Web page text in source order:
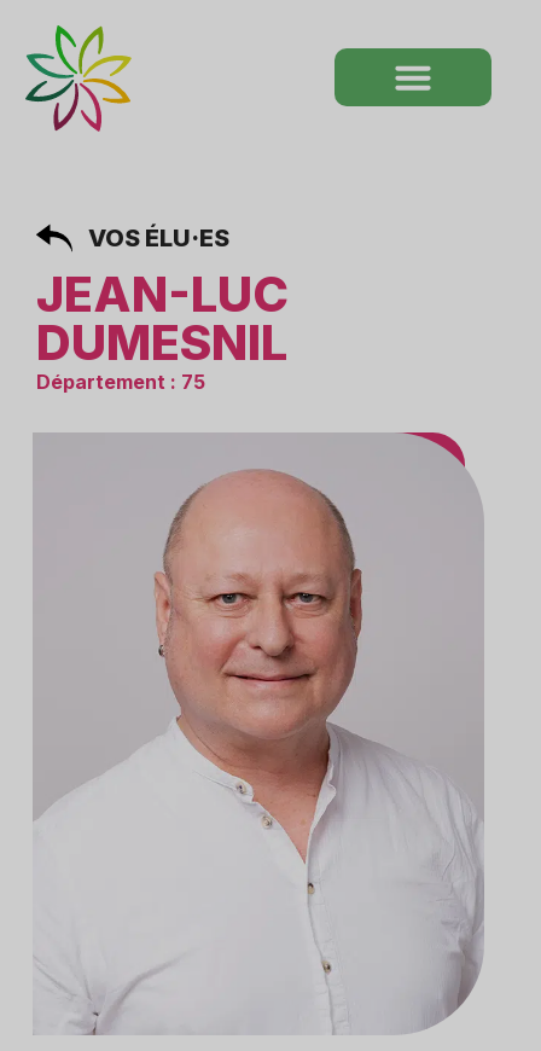
VOS ÉLU·ES
JEAN-LUC
DUMESNIL
Département : 75